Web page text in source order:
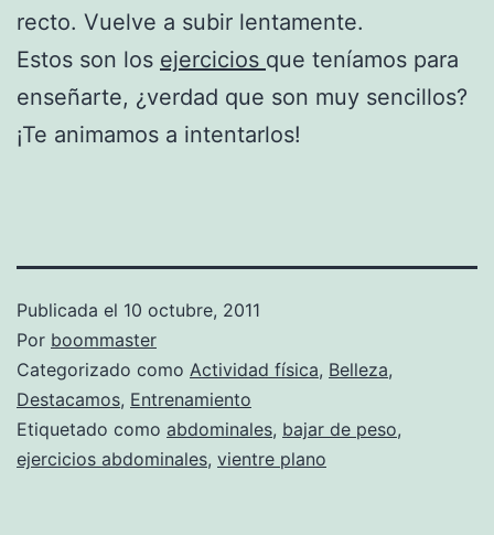
recto. Vuelve a subir lentamente.
Estos son los ejercicios que teníamos para
enseñarte, ¿verdad que son muy sencillos?
¡Te animamos a intentarlos!
Publicada el 10 octubre, 2011
Por boommaster
Categorizado como Actividad física, Belleza,
Destacamos, Entrenamiento
Etiquetado como abdominales, bajar de peso,
ejercicios abdominales, vientre plano